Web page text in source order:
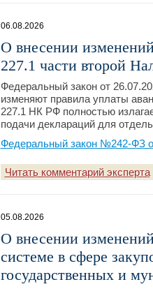
06.08.2026
О внесении
227.1 части второй
Федеральный закон от
изменяют правила уплаты
227.1 НК РФ полностью
подачи деклараций для
Федеральный закон №242-ФЗ
Читать комментарий эксперта
05.08.2026
О внесении
системе в сфере
государственных и